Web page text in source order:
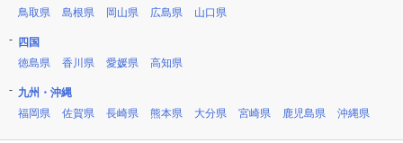
鳥取県
島根県 岡山県 広島県 山口県
四国
徳島県
香川県 愛媛県 高知県
九州・沖縄
福岡県
佐賀県 長崎県 熊本県 大分県 宮崎県 鹿児島県 沖縄県